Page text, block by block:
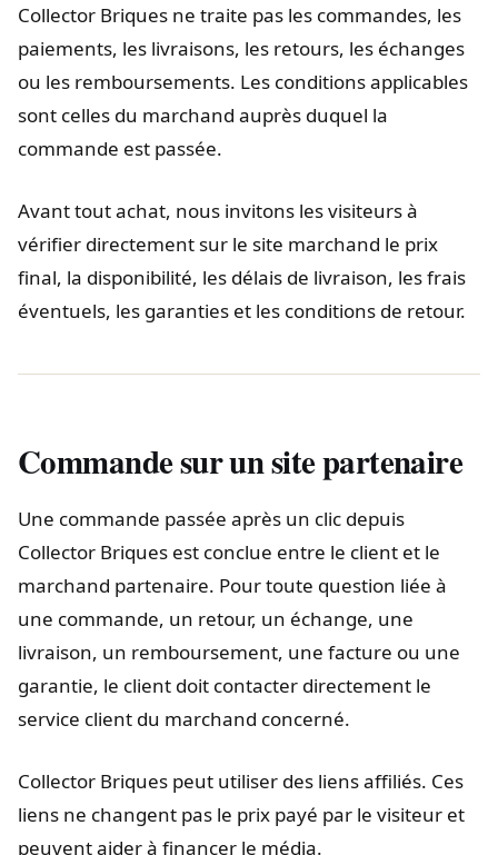
Collector Briques ne traite pas les commandes, les
paiements, les livraisons, les retours, les échanges
ou les remboursements. Les conditions applicables
sont celles du marchand auprès duquel la
commande est passée.
Avant tout achat, nous invitons les visiteurs à
vérifier directement sur le site marchand le prix
final, la disponibilité, les délais de livraison, les frais
éventuels, les garanties et les conditions de retour.
Commande sur un site partenaire
Une commande passée après un clic depuis
Collector Briques est conclue entre le client et le
marchand partenaire. Pour toute question liée à
une commande, un retour, un échange, une
livraison, un remboursement, une facture ou une
garantie, le client doit contacter directement le
service client du marchand concerné.
Collector Briques peut utiliser des liens affiliés. Ces
liens ne changent pas le prix payé par le visiteur et
peuvent aider à financer le média.